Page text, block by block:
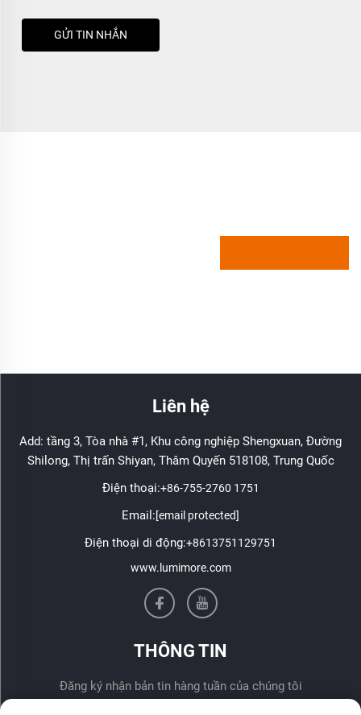
GỬI TIN NHẮN
Liên hệ
Add: tầng 3, Tòa nhà #1, Khu công nghiệp Shengxuan, Đường
Shilong, Thị trấn Shiyan, Thâm Quyến 518108, Trung Quốc
Điện thoại:+86-755-2760 1751
Email:[email protected]
Điện thoại di động:+8613751129751
www.lumimore.com
THÔNG TIN
Đăng ký nhận bản tin hàng tuần của chúng tôi